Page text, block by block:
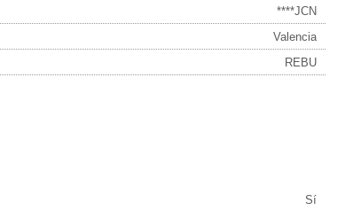
****JCN
Valencia
REBU
Sí